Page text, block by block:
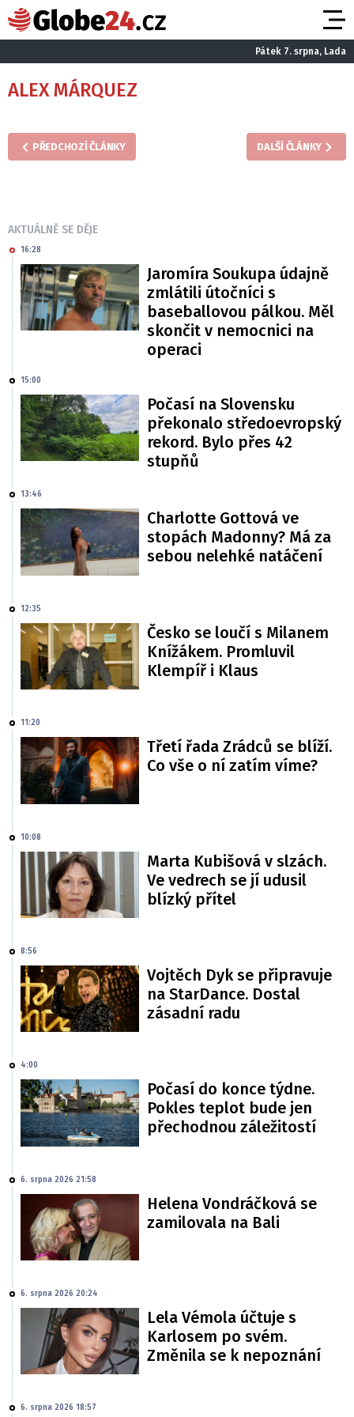
Pátek 7. srpna, Lada
ALEX MÁRQUEZ
PŘEDCHOZÍ ČLÁNKY DALŠÍ ČLÁNKY
AKTUÁLNĚ SE DĚJE
16:28
Jaromíra Soukupa údajně
zmlátili útočníci s
baseballovou pálkou. Měl
skončit v nemocnici na
operaci
15:00
Počasí na Slovensku
překonalo středoevropský
rekord. Bylo přes 42
stupňů
13:46
Charlotte Gottová ve
stopách Madonny? Má za
sebou nelehké natáčení
12:35
Česko se loučí s Milanem
Knížákem. Promluvil
Klempíř i Klaus
11:20
Třetí řada Zrádců se blíží.
Co vše o ní zatím víme?
10:08
Marta Kubišová v slzách.
Ve vedrech se jí udusil
blízký přítel
8:56
Vojtěch Dyk se připravuje
na StarDance. Dostal
zásadní radu
4:00
Počasí do konce týdne.
Pokles teplot bude jen
přechodnou záležitostí
6. srpna 2026 21:58
Helena Vondráčková se
zamilovala na Bali
6. srpna 2026 20:24
Lela Vémola účtuje s
Karlosem po svém.
Změnila se k nepoznání
6. srpna 2026 18:57